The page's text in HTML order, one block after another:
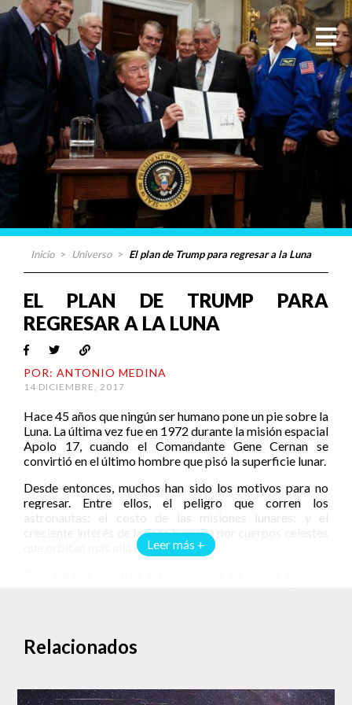
Inicio > Universo > El plan de Trump para regresar a la Luna
Leer más +
EL PLAN DE TRUMP PARA
REGRESAR A LA LUNA
POR: ANTONIO MEDINA
14 DICIEMBRE, 2017
Hace 45 años que ningún ser humano pone un pie sobre la
Luna. La última vez fue en 1972 durante la misión espacial
Apolo 17, cuando el Comandante Gene Cernan se
convirtió en el último hombre que pisó la superficie lunar.
Desde entonces, muchos han sido los motivos para no
regresar. Entre ellos, el peligro que corren los
astronautas; el costo de las misiones lunares; y el
creciente interés de la raza humana por cuerpos celestes
que orbitan más allá de nosotros.
Trump no es el primer Presidente que promete regresar a
promesas y dejaron inconclusos programas lunares que,
Relacionados